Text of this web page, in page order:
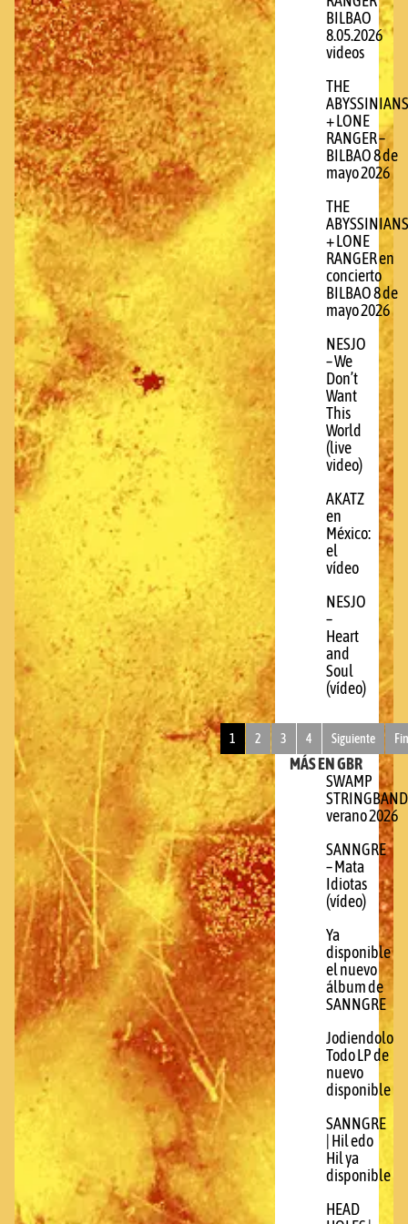
BILBAO
8.05.2026
videos
THE
ABYSSINIANS
+ LONE
RANGER –
BILBAO 8 de
mayo 2026
THE
ABYSSINIANS
+ LONE
RANGER en
concierto
BILBAO 8 de
mayo 2026
NESJO
– We
Don’t
Want
This
World
(live
video)
AKATZ
en
México:
el
vídeo
NESJO
–
Heart
and
Soul
(vídeo)
1 2 3 4 Siguiente
MÁS EN GBR
SWAMP
STRINGBAND
verano 2026
SANNGRE
– Mata
Idiotas
(vídeo)
Ya
disponible
el nuevo
álbum de
SANNGRE
Jodiendolo
Todo LP de
nuevo
disponible
SANNGRE
| Hil edo
Hil ya
disponible
HEAD